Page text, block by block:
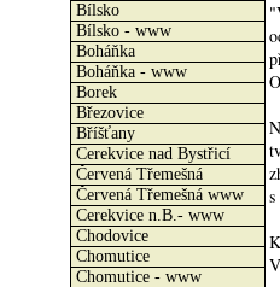
Bílsko
Bílsko - www
Boháňka
Boháňka - www
Borek
Březovice
Bříšťany
Cerekvice nad Bystřicí
Červená Třemešná
Červená Třemešná www
Cerekvice n.B.- www
Chodovice
Chomutice
Chomutice - www